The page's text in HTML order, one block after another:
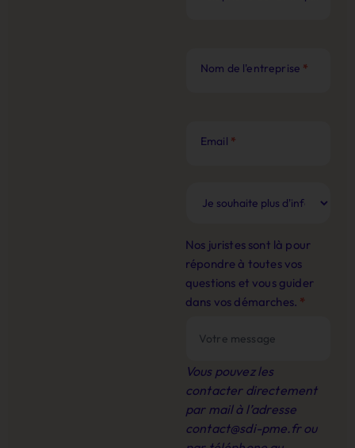
Nom de l'entreprise *
Email *
Nos juristes sont là pour
répondre à toutes vos
questions et vous guider
dans vos démarches. *
Vous pouvez les
contacter directement
par mail à l’adresse
contact@sdi-pme.frou